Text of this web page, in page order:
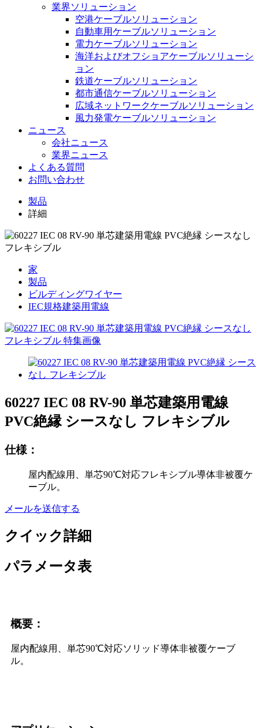
業界ソリューション
空港ケーブルソリューション
自動車用ケーブルソリューション
電力ケーブルソリューション
海洋およびオフショアケーブルソリューシ
ョン
鉄道ケーブルソリューション
都市通信ケーブルソリューション
広域ネットワークケーブルソリューション
風力発電ケーブルソリューション
ニュース
会社ニュース
業界ニュース
よくある質問
お問い合わせ
製品
詳細
家
製品
ビルディングワイヤー
IEC規格建築用電線
60227 IEC 08 RV-90 単芯建築用電線
PVC絶縁 シースなし フレキシブル
仕様：
屋内配線用、単芯90℃対応フレキシブル導体非被覆ケ
ーブル。
メールを送信する
クイック詳細
パラメータ表
概要：
屋内配線用、単芯90℃対応ソリッド導体非被覆ケーブ
ル。